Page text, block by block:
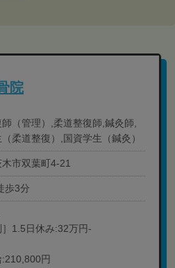
院
（管理）,柔道整復師,鍼灸師,
柔道整復）,国資学生（鍼灸）
市双葉町4-21
歩3分
］1.5日休み:32万円-
:210,800円